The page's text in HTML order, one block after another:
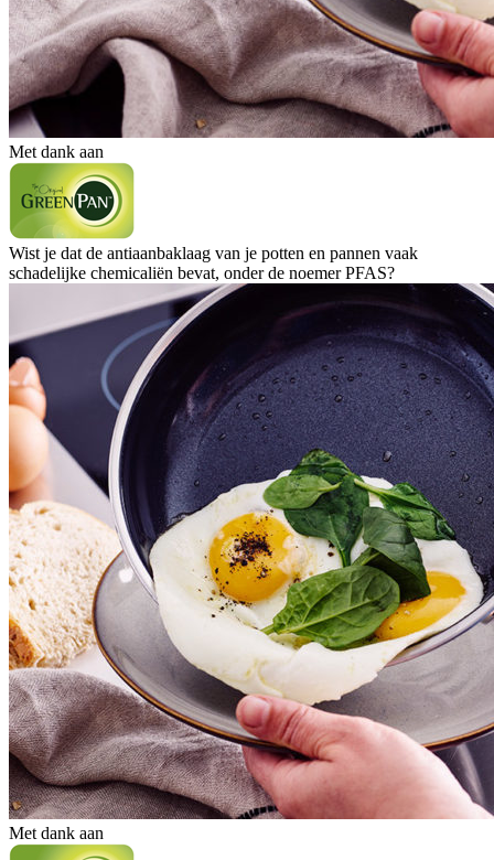
Met dank aan
Wist je dat de antiaanbaklaag van je potten en pannen vaak
schadelijke chemicaliën bevat, onder de noemer PFAS?
Met dank aan